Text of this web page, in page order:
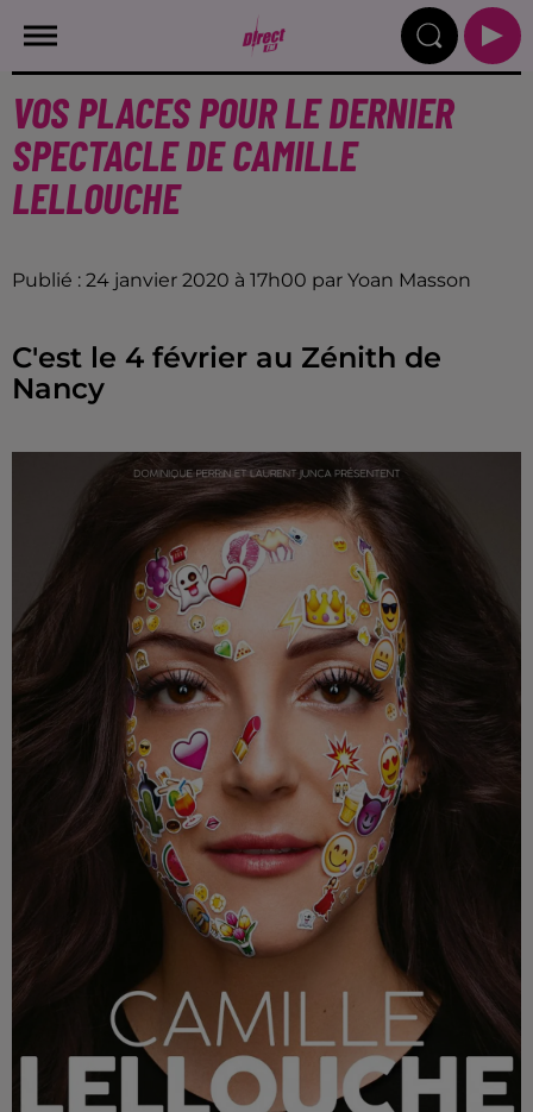
VOS PLACES POUR LE DERNIER
SPECTACLE DE CAMILLE
LELLOUCHE
Publié : 24 janvier 2020 à 17h00 par Yoan Masson
C'est le 4 février au Zénith de
Nancy